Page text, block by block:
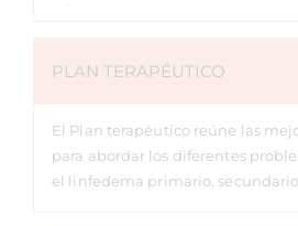
PLAN TERAPÉUTICO
El Plan terapéutico reúne las
para abordar los diferentes
el linfedema primario,